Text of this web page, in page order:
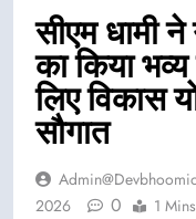
सीएम धामी
का किया
लिए विकास
सौगात
2026
0 1 Mins